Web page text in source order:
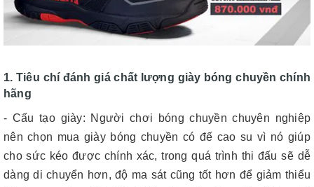
1. Tiêu chí đánh giá chất lượng giày bóng chuyền chính
hãng
- Cấu tạo giày: Người chơi bóng chuyền chuyên nghiệp
nên chọn mua giày bóng chuyền có đế cao su vì nó giúp
cho sức kéo được chính xác, trong quá trình thi đấu sẽ dễ
dàng di chuyển hơn, độ ma sát cũng tốt hơn để giảm thiểu